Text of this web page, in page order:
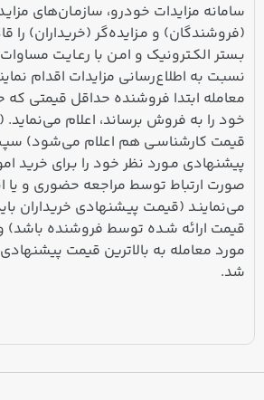
سامانه مزایدات خودرو، سازمـان‌های
(فروشندگان) و مـزایده‌گر (خریداران) را
بـستر الکـترونیک و امـن با رعـایـت
نسبـت به اطلاع‌رسانی مزایدات اقدام
معامله ابتدا فروشنده حداقل قیمتی
خود را به فروش برساند، اعلام می‌نماید.
قیمت کارشناسـی هم اعلام می‌شود)
پیشنهادی مـورد نظر خود را بـرای خرید
صورت ارتباط توسط مراجعه حضوری و یا
می‌نماینـد (قیمـت پیـشنهادی خریداران
قیمت ارائه شـده توسط فروشنده باشد) و
مورد معامله به بالاترین قیمت
شد.